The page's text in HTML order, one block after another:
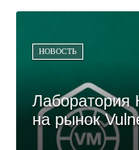
НОВОСТЬ
Лаборатория
на рынок